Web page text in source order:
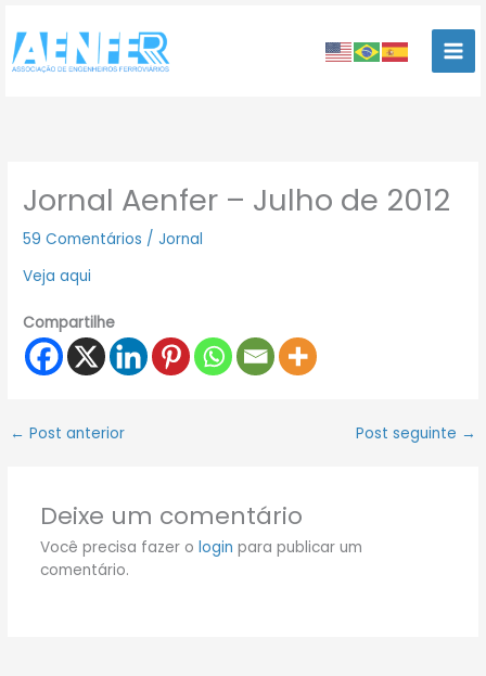
para
conteúdo
Jornal Aenfer – Julho de 2012
59 Comentários /Jornal
Veja aqui
Compartilhe
← Post anterior Post seguinte →
Deixe um comentário
Você precisa fazer o login para publicar um
comentário.